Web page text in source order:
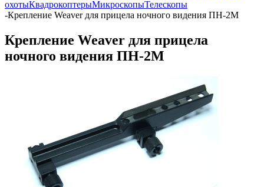
охотыКвадрокоптерыМикроскопыТелескопы
-Крепление Weaver для прицела ночного видения ПН-2М
Крепление Weaver для прицела
ночного видения ПН-2М